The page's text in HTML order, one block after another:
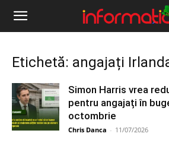
Informația
Etichetă: angajați
Simon Harris vrea
pentru angajați în
octombrie
Chris Danca - 11/07/2026